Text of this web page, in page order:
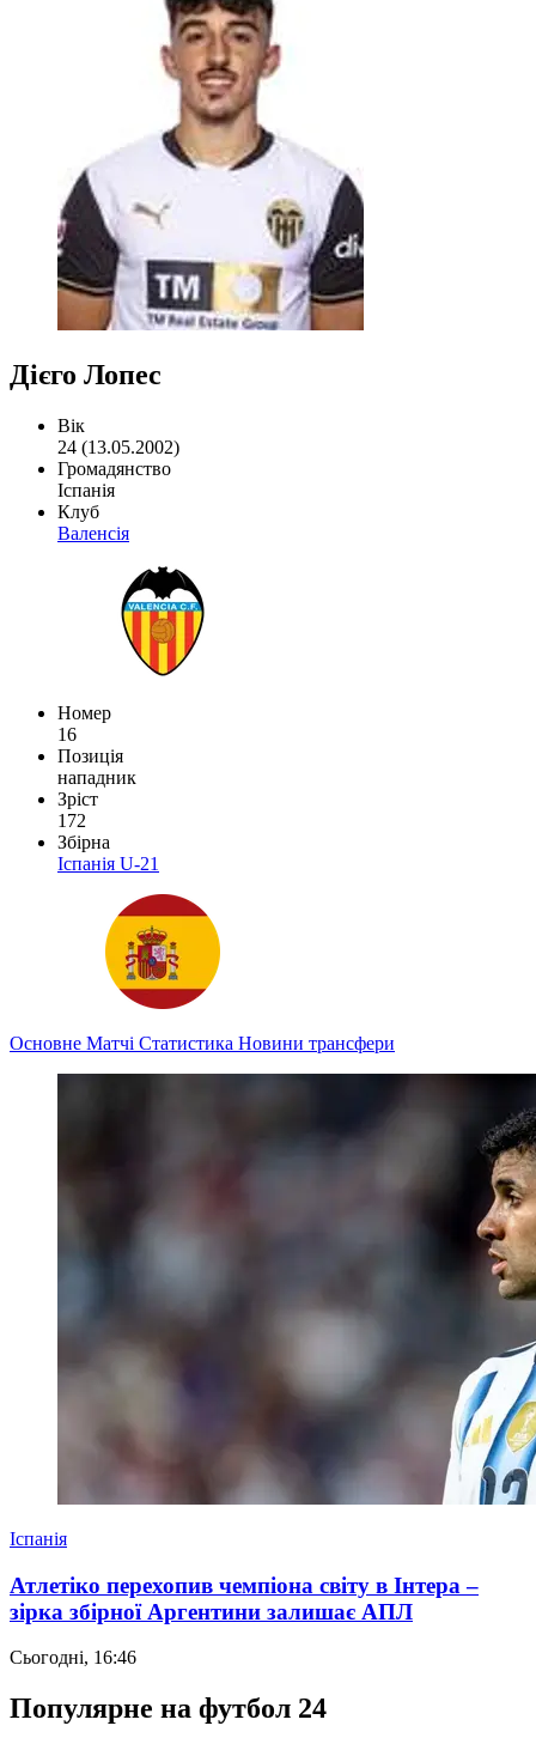
Дієго Лопес
Вік
24 (13.05.2002)
Громадянство
Іспанія
Клуб
Валенсія
Номер
16
Позиція
нападник
Зріст
172
Збірна
Іспанія U-21
Основне Матчі Статистика Новини трансфери
Іспанія
Атлетіко перехопив чемпіона світу в Інтера –
зірка збірної Аргентини залишає АПЛ
Сьогодні, 16:46
Популярне на футбол 24